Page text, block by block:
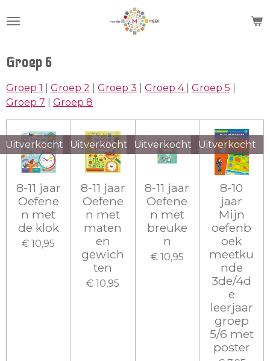
direct
de
hoofdinhoud
Groep 6
Groep 1 Groep 2 Groep 3 Groep 4 Groep 5
Groep 7
Groep 8
Uitverkocht
8-11 jaar
Oefene
n met
de klok
€ 10,95
Uitverkocht
8-11 jaar
Oefene
n met
maten
en
gewich
ten
€ 10,95
Uitverkocht
8-11 jaar
Oefene
n met
breuke
n
€ 10,95
Uitverkocht
8-10
jaar
Mijn
oefenb
oek
meetku
nde
3de/4d
e
leerjaar
groep
5/6 met
poster